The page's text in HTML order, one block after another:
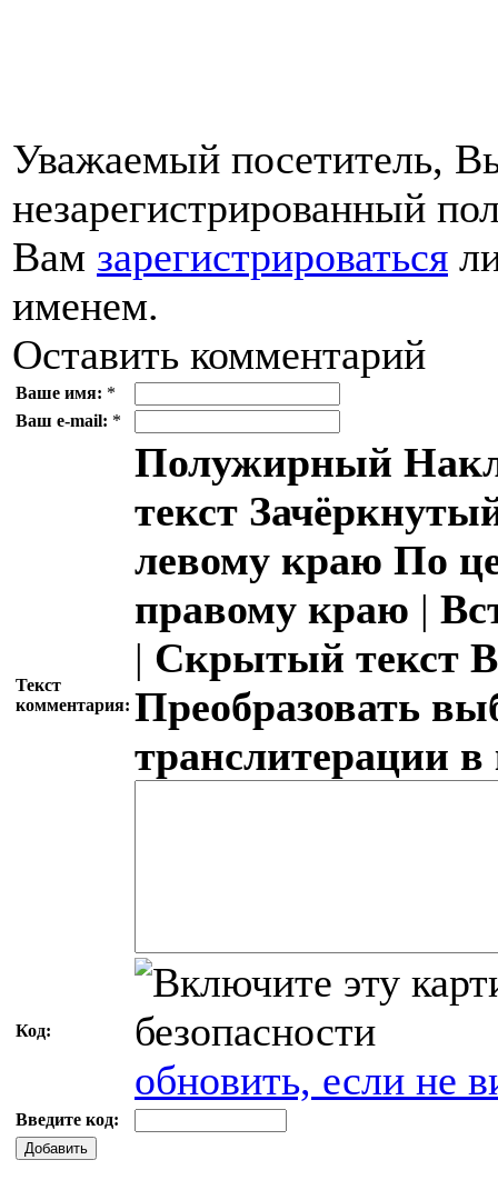
Уважаемый посетитель,
незарегистрированный
Вам зарегистрироваться
именем.
Оставить комментарий
Ваше имя: *
Ваш e-mail: *
Текст
комментария:
Полужирный
текст
левому краю По
правому краю |
| Скрытый текст
Преобразовать
транслитерации
Код:
обновить, если не
Введите код:
Добавить